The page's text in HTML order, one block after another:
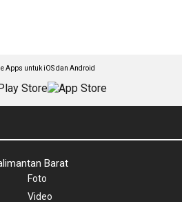
Apps untuk iOS dan Android
Barat
Foto
Video